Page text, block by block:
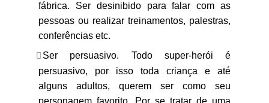
fábrica. Ser desinibido para falar com as
pessoas ou realizar treinamentos, palestras,
conferências etc.
Ser persuasivo. Todo super-herói é
persuasivo, por isso toda criança e até
alguns adultos, querem ser como seu
personagem favorito. Por se tratar de uma